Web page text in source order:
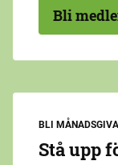
Bli
BLI
Stå upp